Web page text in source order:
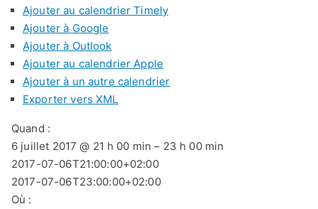
Ajouter au calendrier Timely
Ajouter à Google
Ajouter à Outlook
Ajouter au calendrier Apple
Ajouter à un autre calendrier
Exporter vers XML
Quand :
6 juillet 2017 @ 21 h 00 min – 23 h 00 min
2017-07-06T21:00:00+02:00
2017-07-06T23:00:00+02:00
Où :